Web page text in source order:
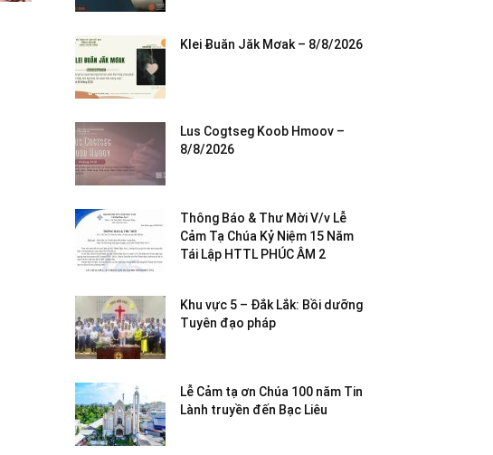
Klei Ƀuăn Jăk Mơak – 8/8/2026
Lus Cogtseg Koob Hmoov –
8/8/2026
Thông Báo & Thư Mời V/v Lễ
Cảm Tạ Chúa Kỷ Niệm 15 Năm
Tái Lập HTTL PHÚC ÂM 2
Khu vực 5 – Đắk Lắk: Bồi dưỡng
Tuyên đạo pháp
Lễ Cảm tạ ơn Chúa 100 năm Tin
Lành truyền đến Bạc Liêu